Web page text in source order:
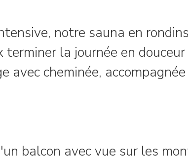
notre sauna en
la journée en douceur
avec cheminée,
balcon avec vue sur les